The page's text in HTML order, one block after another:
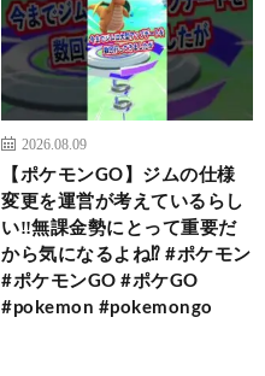
2026.08.09
【ポケモンGO】ジムの仕様
変更を運営が考えているらし
い‼︎無課金勢にとって重要だ
から気になるよね⁉︎ #ポケモン
#ポケモンGO #ポケGO
#pokemon #pokemongo